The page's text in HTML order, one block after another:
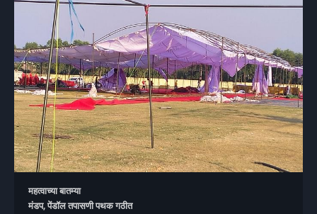
महत्वाच्या बातम्या
मंडप, पेंडॉल तपासणी पथक गठीत